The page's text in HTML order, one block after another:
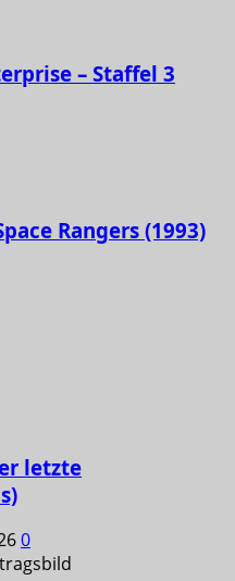
– Staffel 3
Rangers (1993)
letzte
0